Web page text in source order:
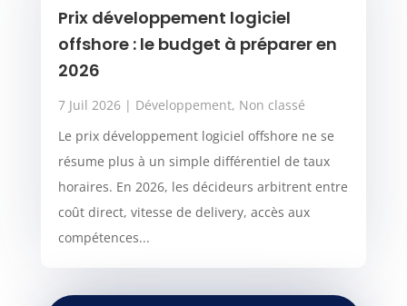
Prix développement logiciel
offshore : le budget à préparer en
2026
7 Juil 2026| Développement, Non classé
Le prix développement logiciel offshore ne se
résume plus à un simple différentiel de taux
horaires. En 2026, les décideurs arbitrent entre
coût direct, vitesse de delivery, accès aux
compétences...